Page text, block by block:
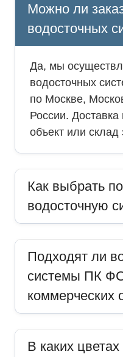
Можно ли
водосточных
Да, мы
водосточных
по Москве,
России.
объект или склад
Как выбрать
водосточную
Подходят ли
системы ПК
коммерческих
В каких